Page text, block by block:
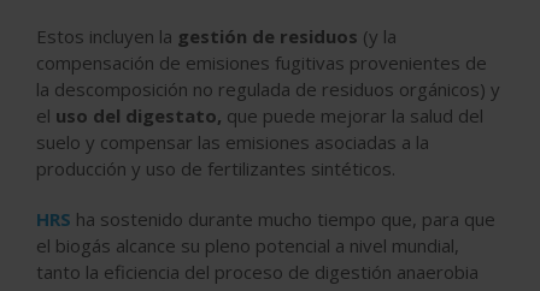
Estos incluyen la gestión de residuos (y la
compensación de emisiones fugitivas provenientes de
la descomposición no regulada de residuos orgánicos) y
el uso del digestato, que puede mejorar la salud del
suelo y compensar las emisiones asociadas a la
producción y uso de fertilizantes sintéticos.
HRS ha sostenido durante mucho tiempo que, para que
el biogás alcance su pleno potencial a nivel mundial,
tanto la eficiencia del proceso de digestión anaerobia